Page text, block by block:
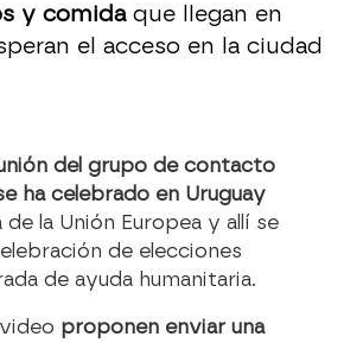
y comida que llegan en
el acceso en la ciudad
del grupo de contacto
ha celebrado en Uruguay
la Unión Europea y allí se
de elecciones
de ayuda humanitaria.
proponen enviar una